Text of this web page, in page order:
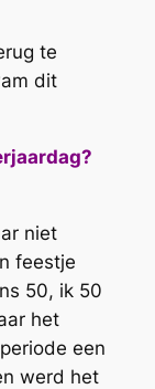
te
dit
niet
feestje
50, ik 50
het
een
werd het